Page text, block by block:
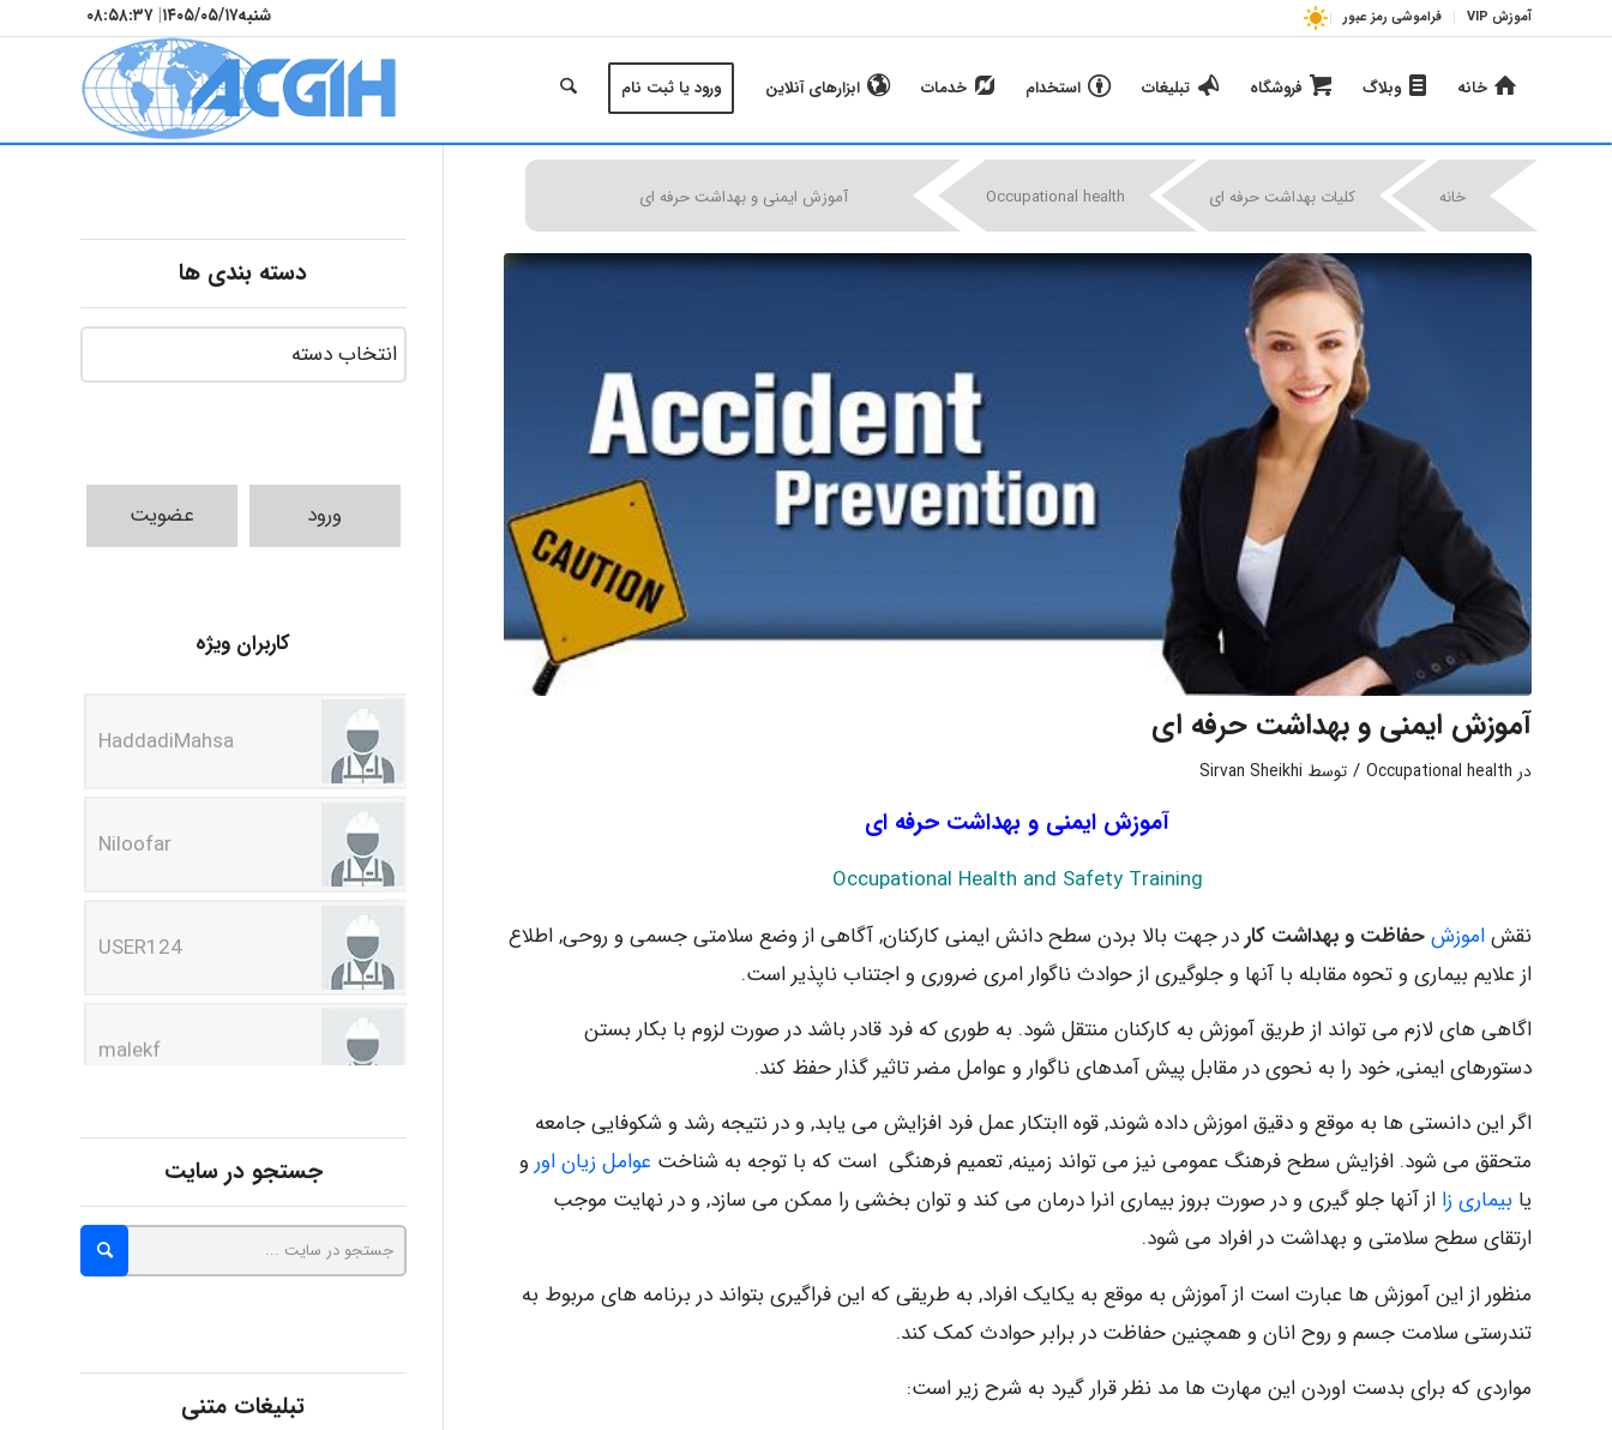
آموزش VIP فراموشی رمز عبور شنبه۱۴۰۵/۰۵/۱۷| ۰۸:۵۸:۳۸
خانه وبلاگ فروشگاه تبلیغات استخدام خدمات ابزارهای آنلاین ورود یا ثبت نام
خانه کلیات بهداشت حرفه ای | Occupational health آموزش ایمنی و بهداشت حرفه ای
آموزش ایمنی و بهداشت حرفه ای
در Occupational health
/ توسط Sirvan Sheikhi
آموزش ایمنی و بهداشت حرفه ای
Occupational Health and Safety Training
نقشاموزشحفاظت و بهداشت کاردر جهت بالا بردن سطح دانش ایمنی کارکنان, آگاهی از وضع سلامتی جسمی و روحی, اطلاع
از علایم بیماری و تحوه مقابله با آنها و جلوگیری از حوادث ناگوار امری ضروری و اجتناب ناپذیر است.
اگاهی های لازم می تواند از طریق آموزش به کارکنان منتقل شود. به طوری که فرد قادر باشد در صورت لزوم با بکار بستن
دستورهای ایمنی, خود را به نحوی در مقابل پیش آمدهای ناگوار و عوامل مضر تاثیر گذار حفظ کند.
اگر این دانستی ها به موقع و دقیق اموزش داده شوند, قوه اابتکار عمل فرد افزایش می یابد, و در نتیجه رشد و شکوفایی جامعه
متحقق می شود. افزایش سطح فرهنگ عمومی نیز می تواند زمینه, تعمیم فرهنگی است که با توجه به شناخت عوامل زیان اور و
یا بیماری زا از آنها جلو گیری و در صورت بروز بیماری انرا درمان می کند و توان بخشی را ممکن می سازد, و در نهایت موجب
ارتقای سطح سلامتی و بهداشت در افراد می شود.
منظور از این آموزش ها عبارت است از آموزش به موقع به یکایک افراد, به طریقی که این فراگیری بتواند در برنامه های مربوط به
تندرستی سلامت جسم و روح انان و همچنین حفاظت در برابر حوادث کمک کند.
مواردی که برای بدست اوردن این مهارت ها مد نظر قرار گیرد به شرح زیر است:
دسته بندی ها
ورود عضویت
کاربران ویژه
HaddadiMahsa
abolfazlkoshehe
A.balandeh
جستجو در سایت
تبلیغات متنی